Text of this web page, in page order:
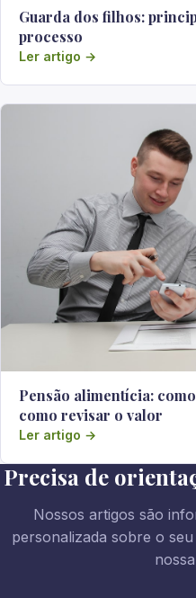
Guarda dos filhos:
processo
Ler artigo →
Pensão alimentícia:
como revisar o valor
Ler artigo →
Precisa de
Nossos artigos são
personalizada sobre o